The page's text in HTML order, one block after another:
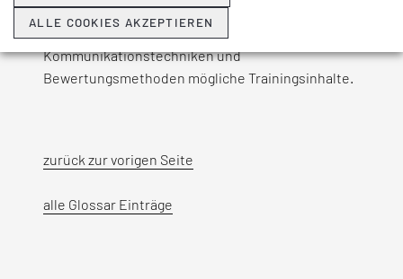
Inhalte, die sie später vermitteln sollen. Darüber
hinaus sind u.a. pädagogische Ansätze,
Kommunikationstechniken und
Bewertungsmethoden mögliche Trainingsinhalte.
zurück zur vorigen Seite
alle Glossar Einträge
ALLE COOKIES AKZEPTIEREN